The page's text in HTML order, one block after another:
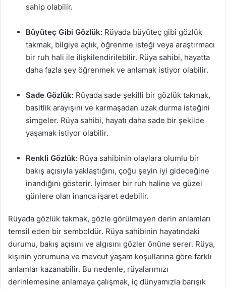
sahip olabilir.
Büyüteç Gibi Gözlük: Rüyada büyüteç gibi gözlük
takmak, bilgiye açlık, öğrenme isteği veya araştırmacı
bir ruh hali ile ilişkilendirilebilir. Rüya sahibi, hayatta
daha fazla şey öğrenmek ve anlamak istiyor olabilir.
Sade Gözlük: Rüyada sade şekilli bir gözlük takmak,
basitlik arayışını ve karmaşadan uzak durma isteğini
simgeler. Rüya sahibi, hayatı daha sade bir şekilde
yaşamak istiyor olabilir.
Renkli Gözlük: Rüya sahibinin olaylara olumlu bir
bakış açısıyla yaklaştığını, çoğu şeyin iyi gideceğine
inandığını gösterir. İyimser bir ruh haline ve güzel
günlere olan inanca işaret edebilir.
Rüyada gözlük takmak, gözle görülmeyen derin anlamları
temsil eden bir semboldür. Rüya sahibinin hayatındaki
durumu, bakış açısını ve algısını gözler önüne serer. Rüya,
kişinin yorumuna ve mevcut yaşam koşullarına göre farklı
anlamlar kazanabilir. Bu nedenle, rüyalarımızı
derinlemesine anlamaya çalışmak, iç dünyamızla barışık